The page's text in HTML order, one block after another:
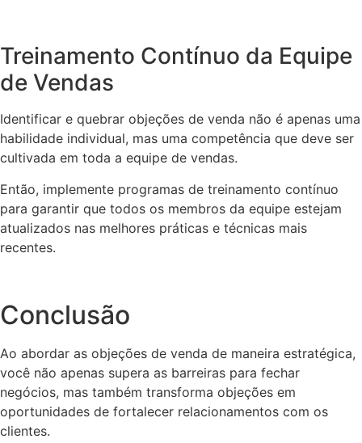
Treinamento Contínuo da Equipe
de Vendas
Identificar e quebrar objeções de venda não é apenas uma
habilidade individual, mas uma competência que deve ser
cultivada em toda a equipe de vendas.
Então, implemente programas de treinamento contínuo
para garantir que todos os membros da equipe estejam
atualizados nas melhores práticas e técnicas mais
recentes.
Conclusão
Ao abordar as objeções de venda de maneira estratégica,
você não apenas supera as barreiras para fechar
negócios, mas também transforma objeções em
oportunidades de fortalecer relacionamentos com os
clientes.